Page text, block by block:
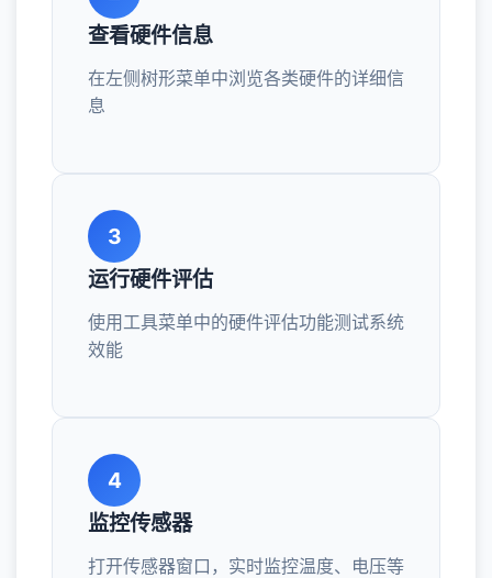
查看硬件信息
在左侧树形菜单中浏览各类硬件的详细信
息
3
运行硬件评估
使用工具菜单中的硬件评估功能测试系统
效能
4
监控传感器
打开传感器窗口，实时监控温度、电压等